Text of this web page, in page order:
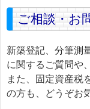
ご相談・お
新築登記、分筆測
に関するご質問や
また、固定資産税
の方も、どうぞお